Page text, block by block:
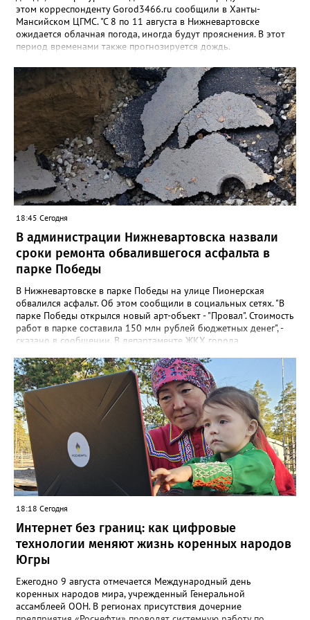
этом корреспонденту Gorod3466.ru сообщили в Ханты-
Мансийском ЦГМС. "С 8 по 11 августа в Нижневартовске
ожидается облачная погода, иногда будут прояснения. В этот
период временами также прогнозируется дождь.
в этот период составит ночью +9, +14 градусов, днем - +14,
+19", - рассказали синоптики. Ранее Gorod3466.ru сообщал,
что 8 и 9 августа на юге ХМАО ожидаются сильные дожди и
грозы.
18:45 Сегодня
В администрации Нижневартовска назвали
сроки ремонта обвалившегося асфальта в
парке Победы
В Нижневартовске в парке Победы на улице Пионерская
обвалился асфальт. Об этом сообщили в социальных сетях. "В
парке Победы открылся новый арт-объект - "Провал". Стоимость
работ в парке составила 150 млн рублей бюджетных денег", -
сказано в сообщении. В департаменте ЖКХ города
данной проблемой. "Причиной обрушения благоустройства
послужило разрушение железобетонного лотка в котором
проложены не действующие трубопроводы теплоснабжения.
Ж/б лоток проходит параллельно проспекту Победы", - заявили
в департаменте. Там также отметили, что восстановительные
работы выполнит МБУ "Управление по дорожному хозяйству и
благоустройству" до конца следующей недели.
18:18 Сегодня
Интернет без границ: как цифровые
технологии меняют жизнь коренных народов
Югры
Ежегодно 9 августа отмечается Международный день
коренных народов мира, учрежденный Генеральной
ассамблеей ООН. В регионах присутствия дочерние